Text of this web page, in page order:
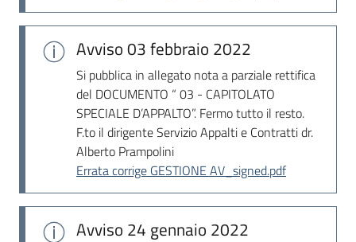
Avviso03 febbraio 2022
Si pubblica in allegato nota a parziale rettifica
del DOCUMENTO “ 03 - CAPITOLATO
SPECIALE D’APPALTO”. Fermo tutto il resto.
F.to il dirigente Servizio Appalti e Contratti dr.
Alberto Prampolini
Errata corrige GESTIONE AV_signed.pdf
Avviso 24 gennaio 2022